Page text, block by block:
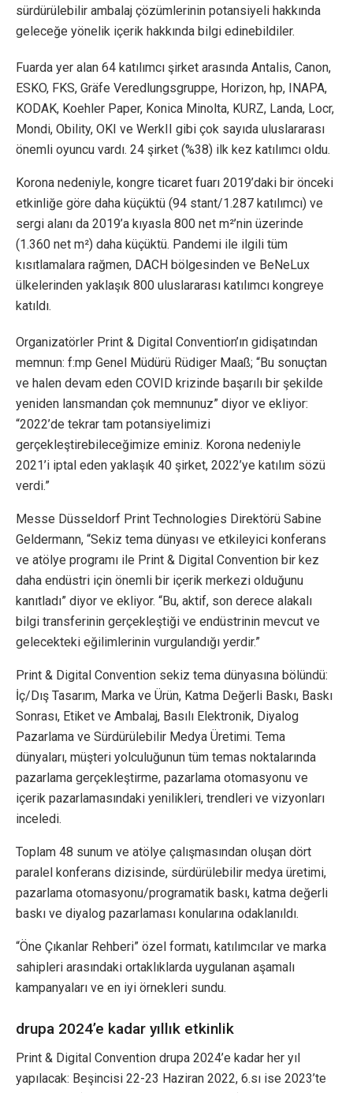
sürdürülebilir ambalaj çözümlerinin potansiyeli hakkında
geleceğe yönelik içerik hakkında bilgi edinebildiler.
Fuarda yer alan 64 katılımcı şirket arasında Antalis, Canon,
ESKO, FKS, Gräfe Veredlungsgruppe, Horizon, hp, INAPA,
KODAK, Koehler Paper, Konica Minolta, KURZ, Landa, Locr,
Mondi, Obility, OKI ve WerkII gibi çok sayıda uluslararası
önemli oyuncu vardı. 24 şirket (%38) ilk kez katılımcı oldu.
Korona nedeniyle, kongre ticaret fuarı 2019’daki bir önceki
etkinliğe göre daha küçüktü (94 stant/1.287 katılımcı) ve
sergi alanı da 2019’a kıyasla 800 net m²’nin üzerinde
(1.360 net m²) daha küçüktü. Pandemi ile ilgili tüm
kısıtlamalara rağmen, DACH bölgesinden ve BeNeLux
ülkelerinden yaklaşık 800 uluslararası katılımcı kongreye
katıldı.
Organizatörler Print & Digital Convention’ın gidişatından
memnun: f:mp Genel Müdürü Rüdiger Maaß; “Bu sonuçtan
ve halen devam eden COVID krizinde başarılı bir şekilde
yeniden lansmandan çok memnunuz” diyor ve ekliyor:
“2022’de tekrar tam potansiyelimizi
gerçekleştirebileceğimize eminiz. Korona nedeniyle
2021’i iptal eden yaklaşık 40 şirket, 2022’ye katılım sözü
verdi.”
Messe Düsseldorf Print Technologies Direktörü Sabine
Geldermann, “Sekiz tema dünyası ve etkileyici konferans
ve atölye programı ile Print & Digital Convention bir kez
daha endüstri için önemli bir içerik merkezi olduğunu
kanıtladı” diyor ve ekliyor. “Bu, aktif, son derece alakalı
bilgi transferinin gerçekleştiği ve endüstrinin mevcut ve
gelecekteki eğilimlerinin vurgulandığı yerdir.”
Print & Digital Convention sekiz tema dünyasına bölündü:
İç/Dış Tasarım, Marka ve Ürün, Katma Değerli Baskı, Baskı
Sonrası, Etiket ve Ambalaj, Basılı Elektronik, Diyalog
Pazarlama ve Sürdürülebilir Medya Üretimi. Tema
dünyaları, müşteri yolculuğunun tüm temas noktalarında
pazarlama gerçekleştirme, pazarlama otomasyonu ve
içerik pazarlamasındaki yenilikleri, trendleri ve vizyonları
inceledi.
Toplam 48 sunum ve atölye çalışmasından oluşan dört
paralel konferans dizisinde, sürdürülebilir medya üretimi,
pazarlama otomasyonu/programatik baskı, katma değerli
baskı ve diyalog pazarlaması konularına odaklanıldı.
“Öne Çıkanlar Rehberi” özel formatı, katılımcılar ve marka
sahipleri arasındaki ortaklıklarda uygulanan aşamalı
kampanyaları ve en iyi örnekleri sundu.
drupa 2024’e kadar yıllık etkinlik
Print & Digital Convention drupa 2024’e kadar her yıl
yapılacak: Beşincisi 22-23 Haziran 2022, 6.sı ise 2023’te